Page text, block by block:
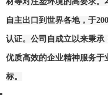
自主出口到世界各地，于
认证。公司自成立以来秉承
优质高效的企业精神服务于
标。